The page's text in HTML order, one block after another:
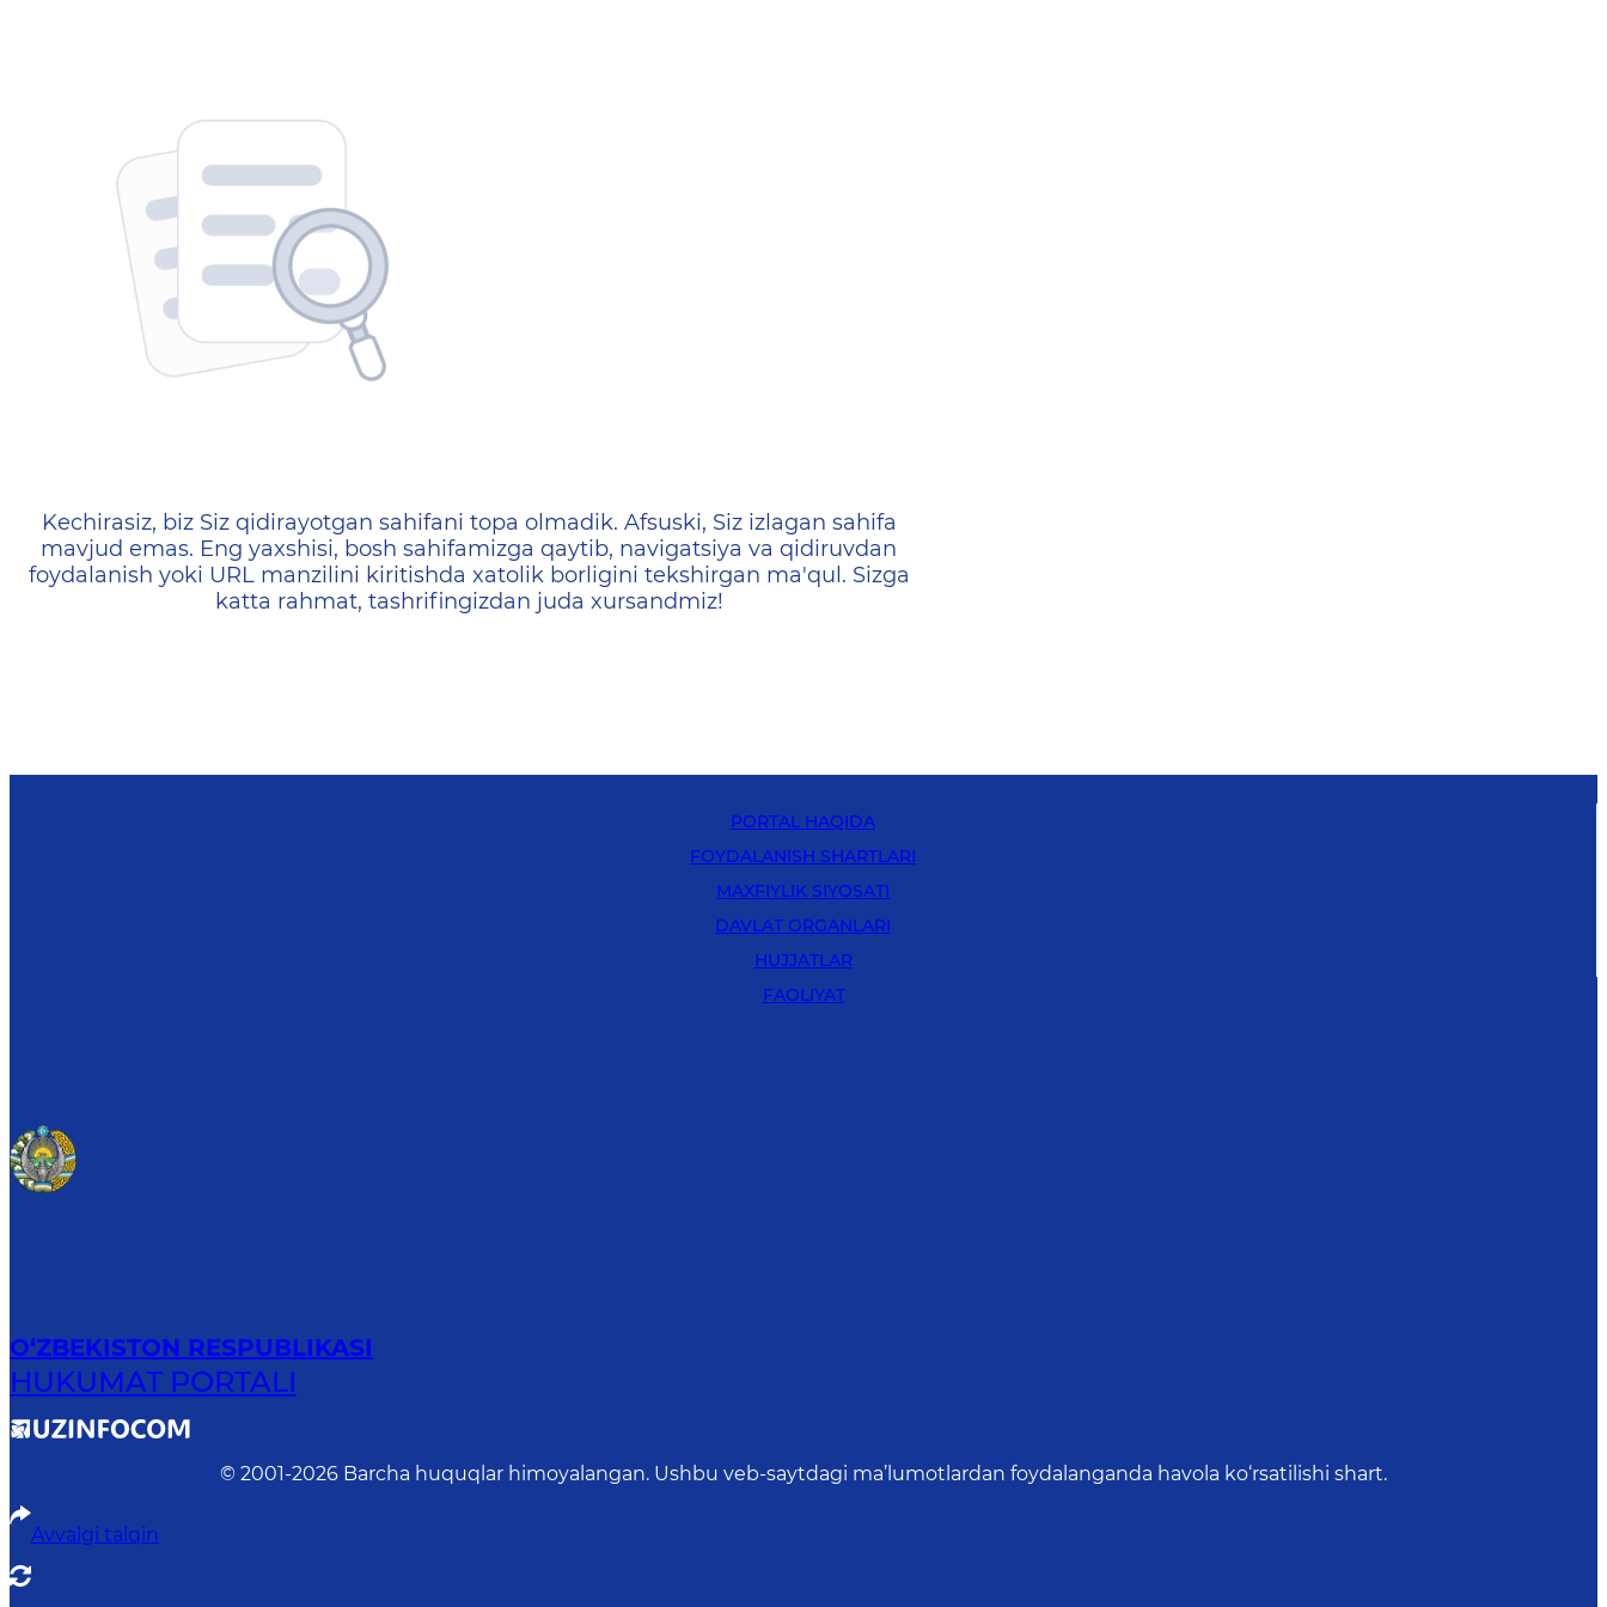
404 — Страница не найдена
Kechirasiz, biz Siz qidirayotgan sahifani topa olmadik. Afsuski, Siz izlagan sahifa
mavjud emas. Eng yaxshisi, bosh sahifamizga qaytib, navigatsiya va qidiruvdan
foydalanish yoki URL manzilini kiritishda xatolik borligini tekshirgan ma'qul. Sizga
katta rahmat, tashrifingizdan juda xursandmiz!
PORTAL HAQIDA
FOYDALANISH SHARTLARI
MAXFIYLIK SIYOSATI
DAVLAT ORGANLARI
HUJJATLAR
FAOLIYAT
O‘ZBEKISTON RESPUBLIKASI
HUKUMAT PORTALI
© 2001-2026 Barcha huquqlar himoyalangan. Ushbu veb-saytdagi ma’lumotlardan foydalanganda havola ko‘rsatilishi shart.
Avvalgi talqin